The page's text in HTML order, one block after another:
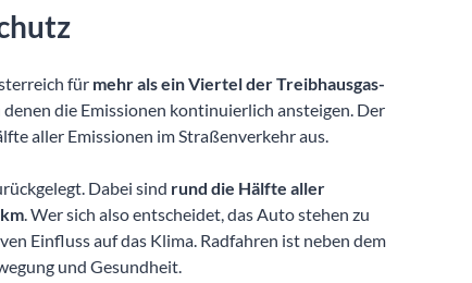
für mehr als ein Viertel der Treibhausgas-
die Emissionen kontinuierlich ansteigen. Der
aller Emissionen im Straßenverkehr aus.
Dabei sind rund die Hälfte aller
. Wer sich also entscheidet, das Auto stehen zu
Einfluss auf das Klima. Radfahren ist neben dem
und Gesundheit.